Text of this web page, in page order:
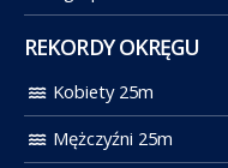
REKORDY OKRĘGU
Kobiety 25m
Mężczyźni 25m